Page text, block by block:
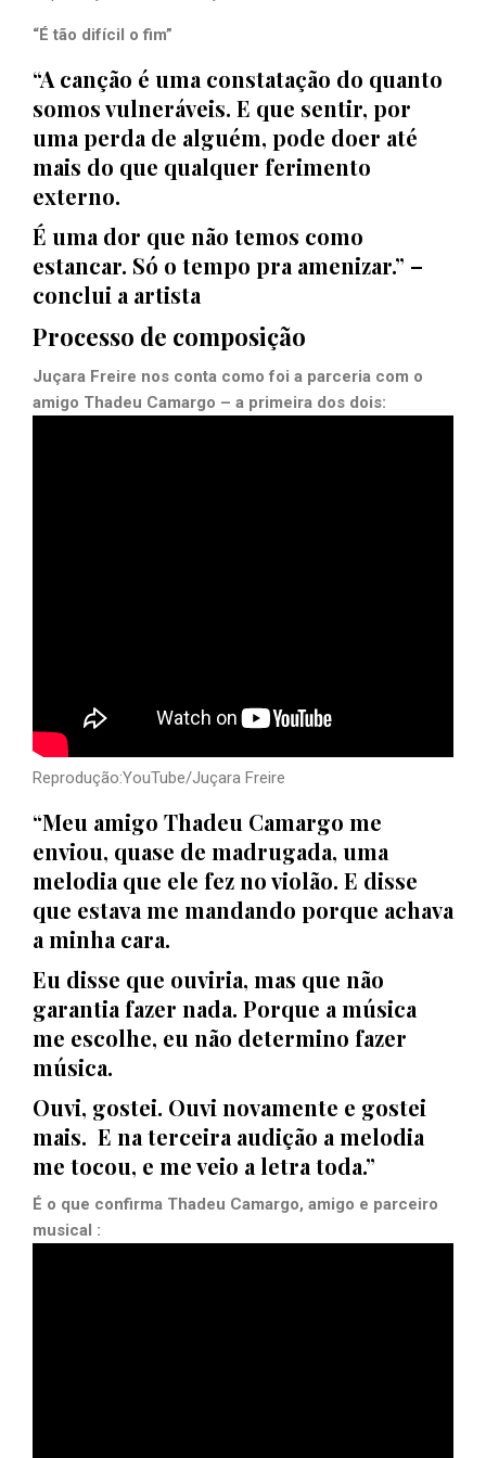
“É tão difícil o fim”
“A canção é uma constatação do quanto
somos vulneráveis. E que sentir, por
uma perda de alguém, pode doer até
mais do que qualquer ferimento
externo.
É uma dor que não temos como
estancar. Só o tempo pra amenizar.” –
conclui a artista
Processo de composição
Juçara Freire nos conta como foi a parceria com o
amigo Thadeu Camargo – a primeira dos dois:
Reprodução:YouTube/Juçara Freire
“Meu amigo Thadeu Camargo me
enviou, quase de madrugada, uma
melodia que ele fez no violão. E disse
que estava me mandando porque achava
a minha cara.
Eu disse que ouviria, mas que não
garantia fazer nada. Porque a música
me escolhe, eu não determino fazer
música.
Ouvi, gostei. Ouvi novamente e gostei
mais. E na terceira audição a melodia
me tocou, e me veio a letra toda.”
É o que confirma Thadeu Camargo, amigo e parceiro
musical :